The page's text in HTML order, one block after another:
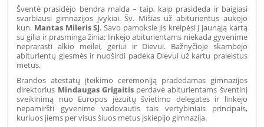
Šventė prasidėjo bendra malda – taip, kaip prasideda ir baigiasi
svarbiausi gimnazijos įvykiai. Šv. Mišias už abiturientus aukojo
kun. Mantas Mileris SJ. Savo pamoksle jis kreipėsi į jaunąją kartą
su gilia ir prasminga žinia: linkėjo abiturientams niekada gyvenime
neprarasti alkio meilei, gėriui ir Dievui. Bažnyčioje skambėjo
abiturientų giesmės ir nuoširdi padėka Dievui už kartu praleistus
metus.
Brandos atestatų įteikimo ceremoniją pradėdamas gimnazijos
direktorius Mindaugas Grigaitis perdavė abiturientams šventinį
sveikinimą nuo Europos jėzuitų švietimo delegatės ir linkėjo
nepamiršti gyvenime vadovautis tais vertybiniais principais,
kuriuos jiems per visus šiuos metus įskiepijo gimnazija.